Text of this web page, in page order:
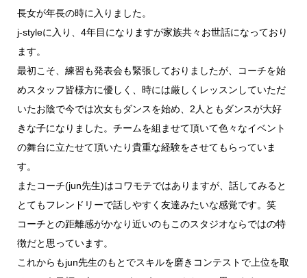
長女が年長の時に入りました。
j-styleに入り、4年目になりますが家族共々お世話になっており
ます。
最初こそ、練習も発表会も緊張しておりましたが、コーチを始
めスタッフ皆様方に優しく、時には厳しくレッスンしていただ
いたお陰で今では次女もダンスを始め、2人ともダンスが大好
きな子になりました。チームを組ませて頂いて色々なイベント
の舞台に立たせて頂いたり貴重な経験をさせてもらっていま
す。
またコーチ(jun先生)はコワモテではありますが、話してみると
とてもフレンドリーで話しやすく友達みたいな感覚です。笑
コーチとの距離感がかなり近いのもこのスタジオならではの特
徴だと思っています。
これからもjun先生のもとでスキルを磨きコンテストで上位を取